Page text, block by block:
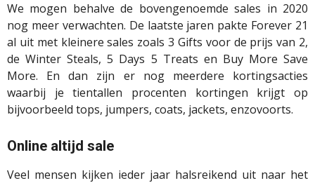
We mogen behalve de bovengenoemde sales in 2020
nog meer verwachten. De laatste jaren pakte Forever 21
al uit met kleinere sales zoals 3 Gifts voor de prijs van 2,
de Winter Steals, 5 Days 5 Treats en Buy More Save
More. En dan zijn er nog meerdere kortingsacties
waarbij je tientallen procenten kortingen krijgt op
bijvoorbeeld tops, jumpers, coats, jackets, enzovoorts.
Online altijd sale
Veel mensen kijken ieder jaar halsreikend uit naar het